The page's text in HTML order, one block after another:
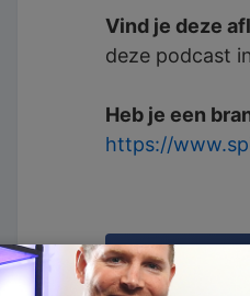
Vind je deze
deze podcast
Heb je een
https://
Facebook